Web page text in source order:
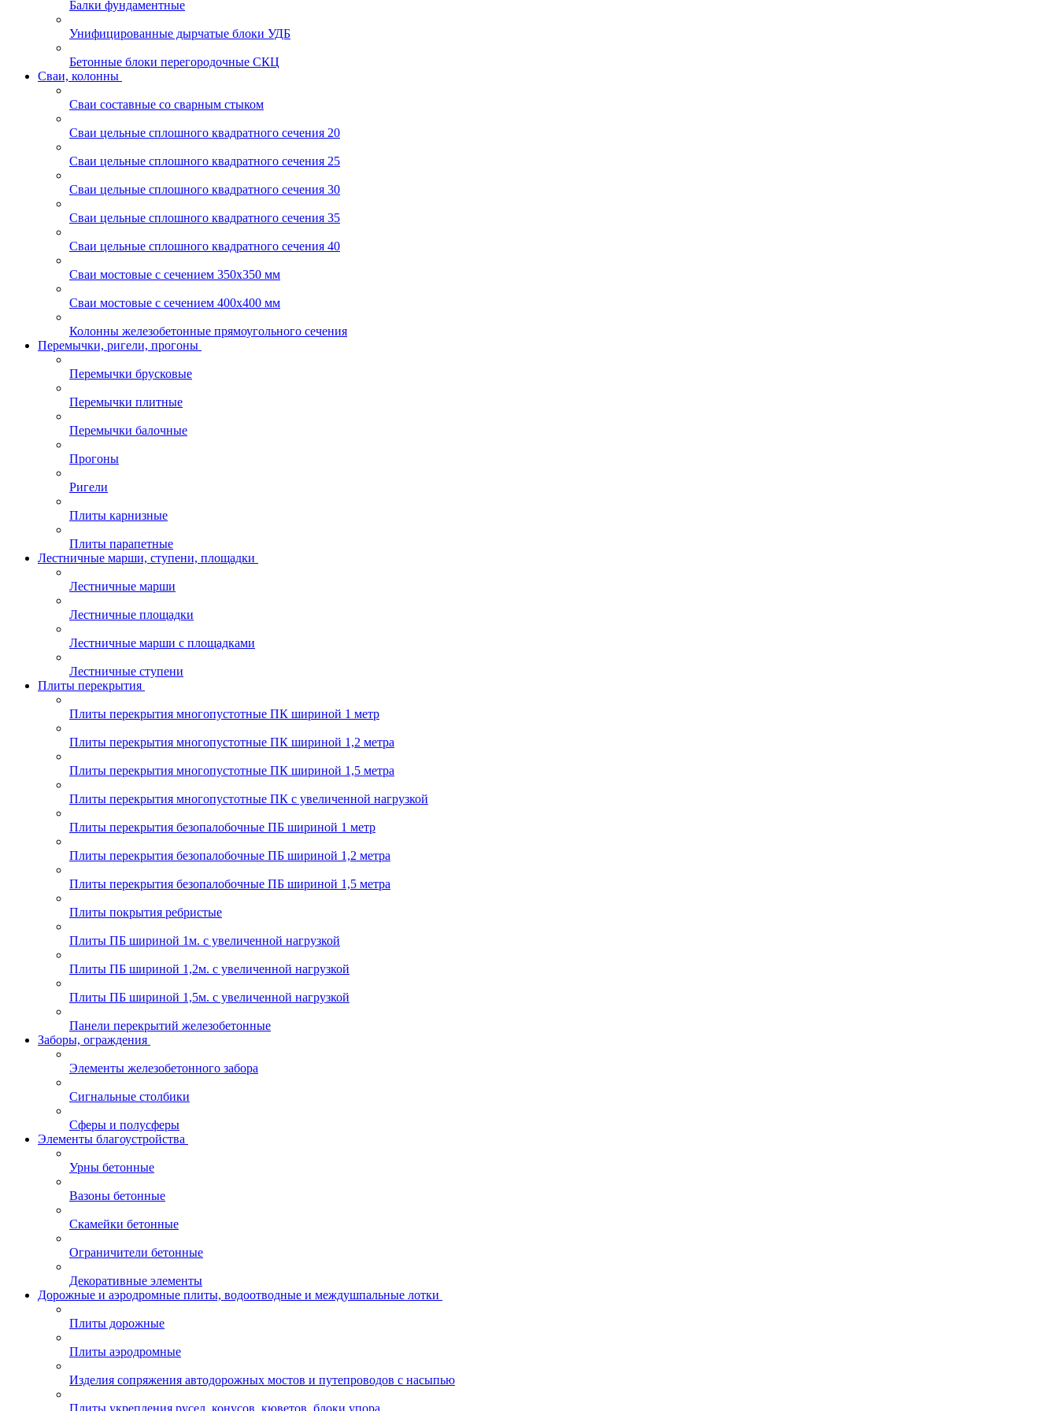
Балки фундаментные
Унифицированные дырчатые блоки УДБ
Бетонные блоки перегородочные СКЦ
Сваи, колонны
Сваи составные со сварным стыком
Сваи цельные сплошного квадратного сечения 20
Сваи цельные сплошного квадратного сечения 25
Сваи цельные сплошного квадратного сечения 30
Сваи цельные сплошного квадратного сечения 35
Сваи цельные сплошного квадратного сечения 40
Сваи мостовые с сечением 350х350 мм
Сваи мостовые с сечением 400х400 мм
Колонны железобетонные прямоугольного сечения
Перемычки, ригели, прогоны
Перемычки брусковые
Перемычки плитные
Перемычки балочные
Прогоны
Ригели
Плиты карнизные
Плиты парапетные
Лестничные марши, ступени, площадки
Лестничные марши
Лестничные площадки
Лестничные марши с площадками
Лестничные ступени
Плиты перекрытия
Плиты перекрытия многопустотные ПК шириной 1 метр
Плиты перекрытия многопустотные ПК шириной 1,2 метра
Плиты перекрытия многопустотные ПК шириной 1,5 метра
Плиты перекрытия многопустотные ПК с увеличенной нагрузкой
Плиты перекрытия безопалобочные ПБ шириной 1 метр
Плиты перекрытия безопалобочные ПБ шириной 1,2 метра
Плиты перекрытия безопалобочные ПБ шириной 1,5 метра
Плиты покрытия ребристые
Плиты ПБ шириной 1м. с увеличенной нагрузкой
Плиты ПБ шириной 1,2м. с увеличенной нагрузкой
Плиты ПБ шириной 1,5м. с увеличенной нагрузкой
Панели перекрытий железобетонные
Заборы, ограждения
Элементы железобетонного забора
Сигнальные столбики
Сферы и полусферы
Элементы благоустройства
Урны бетонные
Вазоны бетонные
Скамейки бетонные
Ограничители бетонные
Декоративные элементы
Дорожные и аэродромные плиты, водоотводные и междушпальные лотки
Плиты дорожные
Плиты аэродромные
Изделия сопряжения автодорожных мостов и путепроводов с насыпью
Плиты укрепления русел, конусов, кюветов, блоки упора